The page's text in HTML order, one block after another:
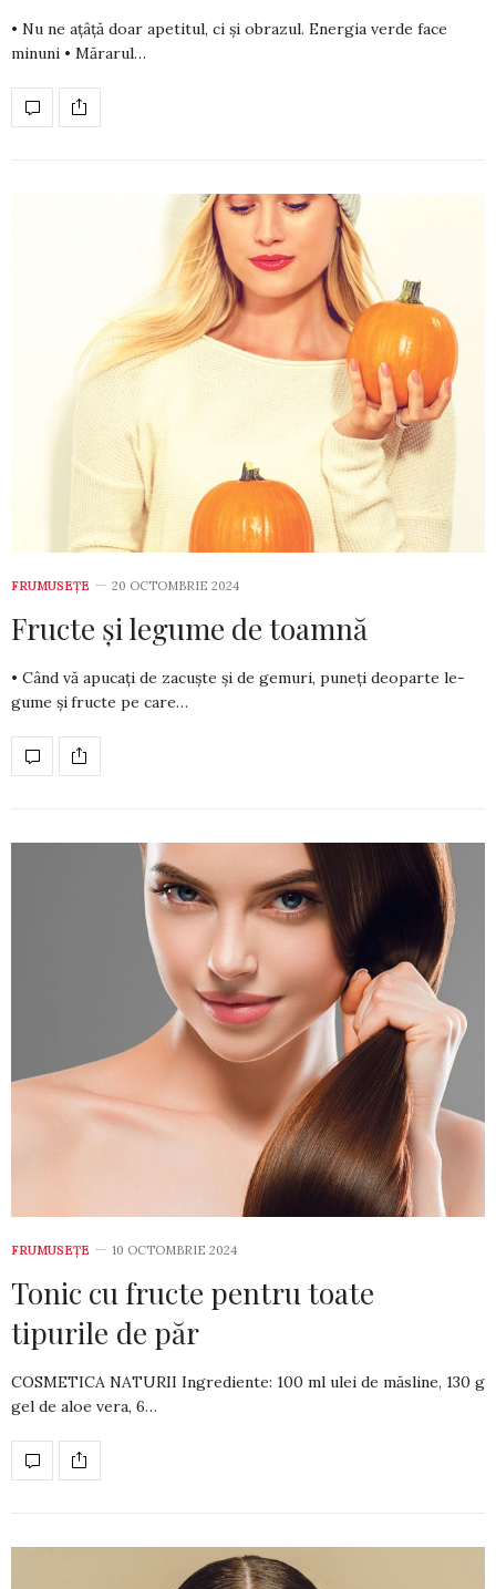
• Nu ne ațâță doar ape­ti­tul, ci și obrazul. Energia ver­de face
minuni • Mărarul…
FRUMUSEȚE 20 OCTOMBRIE 2024
Fructe și legume de toamnă
• Când vă apucați de zacuște și de gemuri, puneți deoparte le­
gume și fructe pe care…
FRUMUSEȚE 10 OCTOMBRIE 2024
Tonic cu fructe pentru toate
tipurile de păr
COSMETICA NATURII Ingrediente: 100 ml ulei de măsline, 130 g
gel de aloe vera, 6…